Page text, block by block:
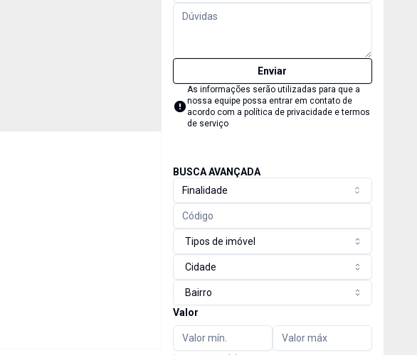
Enviar
As informações serão utilizadas para que a
nossa equipe possa entrar em contato de
acordo com a política de privacidade e termos
de serviço
BUSCA AVANÇADA
Finalidade
Tipos de imóvel
Cidade
Bairro
Valor